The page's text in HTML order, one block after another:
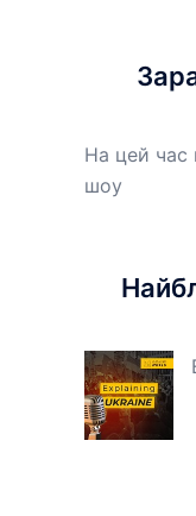
На цей час
шоу